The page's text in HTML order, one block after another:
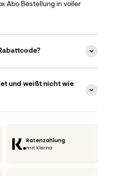
Abo Bestellung in voller
und weißt nicht wie
Ratenzahlung
mit Klarna